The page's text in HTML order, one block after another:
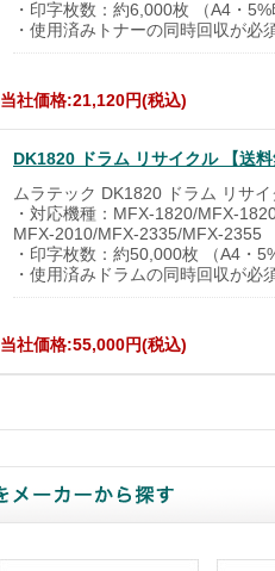
・印字枚数：約6,000枚 （A4・5%
・使用済みトナーの同時回収が必
当社価格:21,120円(税込)
DK1820 ドラム リサイクル 【送料
ムラテック DK1820 ドラム リサイ
・対応機種：MFX-1820/MFX-
MFX-2010/MFX-2335/MFX-2355
・印字枚数：約50,000枚 （A4・
・使用済みドラムの同時回収が必
当社価格:55,000円(税込)